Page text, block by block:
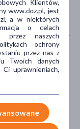
Klientów,
www.doz.pl, jest
a w niektórych
o celach
przez naszych
ochrony
przez nas z
Twoich danych
uprawnieniach,